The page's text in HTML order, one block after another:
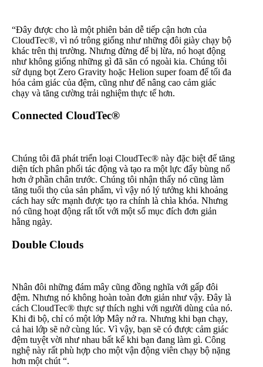
“Đây được cho là một phiên bản dễ tiếp cận hơn của
CloudTec®, vì nó trông giống như những đôi giày chạy bộ
khác trên thị trường. Nhưng đừng để bị lừa, nó hoạt động
như không giống những gì đã săn có ngoài kia. Chúng tôi
sử dụng bọt Zero Gravity hoặc Helion super foam để tối đa
hóa cảm giác của đệm, cũng như để nâng cao cảm giác
chạy và tăng cường trải nghiệm thực tế hơn.
Connected CloudTec®
Chúng tôi đã phát triển loại CloudTec® này đặc biệt để tăng
diện tích phân phối tác động và tạo ra một lực đẩy bùng nổ
hơn ở phần chân trước. Chúng tôi nhận thấy nó cũng làm
tăng tuổi thọ của sản phẩm, vì vậy nó lý tưởng khi khoảng
cách hay sức mạnh được tạo ra chính là chìa khóa. Nhưng
nó cũng hoạt động rất tốt với một số mục đích đơn giản
hằng ngày.
Double Clouds
Nhân đôi những đám mây cũng đồng nghĩa với gấp đôi
đệm. Nhưng nó không hoàn toàn đơn giản như vậy. Đây là
cách CloudTec® thực sự thích nghi với người dùng của nó.
Khi đi bộ, chỉ có một lớp Mây nở ra. Nhưng khi bạn chạy,
cả hai lớp sẽ nở cùng lúc. Vì vậy, bạn sẽ có được cảm giác
đệm tuyệt vời như nhau bất kể khi bạn đang làm gì. Công
nghệ này rất phù hợp cho một vận động viên chạy bộ nặng
hơn một chút “.